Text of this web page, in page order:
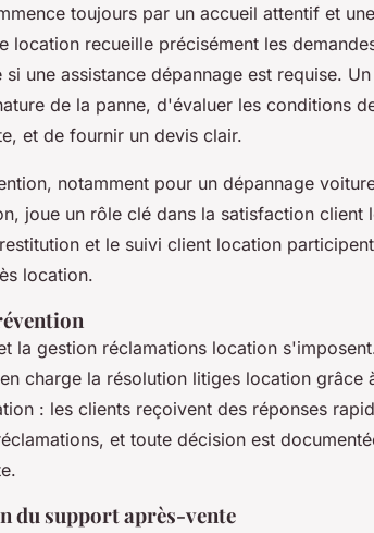
toujours par un accueil attentif et
location recueille précisément les
une assistance dépannage est requise.
de la panne, d'évaluer les conditions
et de fournir un devis clair.
notamment pour un dépannage
joue un rôle clé dans la satisfaction client
et le suivi client location
location.
la gestion réclamations location
charge la résolution litiges location grâce
: les clients reçoivent des réponses
et toute décision est
du support après-vente